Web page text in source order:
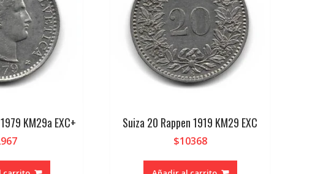
KM29a EXC+ Suiza 20 Rappen 1919 KM29 EXC
$10368